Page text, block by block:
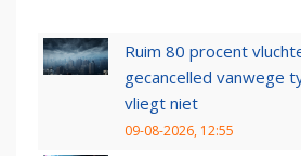
Ruim 80 procent
gecancelled vanwege
vliegt niet
09-08-2026, 12:55